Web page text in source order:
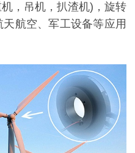
，吊机，扒渣机)，旋转
航空、军工设备等应用